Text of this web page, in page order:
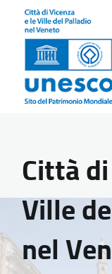
Città
Ville
nel